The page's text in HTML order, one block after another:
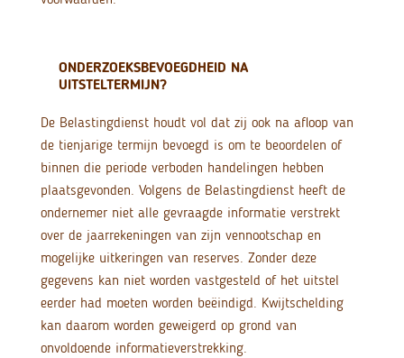
ONDERZOEKSBEVOEGDHEID NA
UITSTELTERMIJN?
De Belastingdienst houdt vol dat zij ook na afloop van
de tienjarige termijn bevoegd is om te beoordelen of
binnen die periode verboden handelingen hebben
plaatsgevonden. Volgens de Belastingdienst heeft de
ondernemer niet alle gevraagde informatie verstrekt
over de jaarrekeningen van zijn vennootschap en
mogelijke uitkeringen van reserves. Zonder deze
gegevens kan niet worden vastgesteld of het uitstel
eerder had moeten worden beëindigd. Kwijtschelding
kan daarom worden geweigerd op grond van
onvoldoende informatieverstrekking.